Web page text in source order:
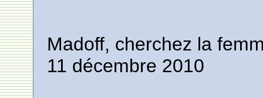
Madoff, cherchez la
11 décembre 2010